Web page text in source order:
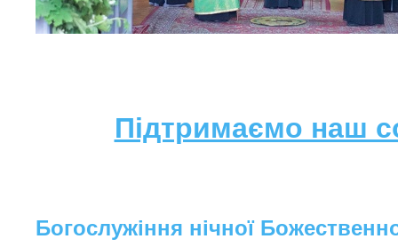
Підтримаємо наш
Богослужіння нічної